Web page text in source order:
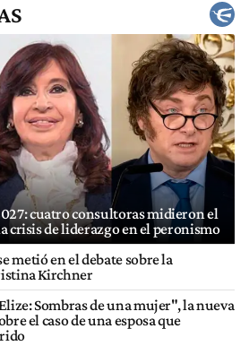
cuatro consultoras midieron el
crisis de liderazgo en el peronismo
metió en el debate sobre la
Kirchner
Sombras de una mujer", la nueva
el caso de una esposa que